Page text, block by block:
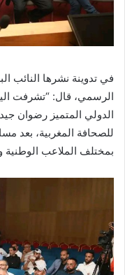
في تدوينة نشرها النائب
الرسمي، قال: “تشرفت
الدولي المتميز رضوان
بمختلف الملاعب الوطنية